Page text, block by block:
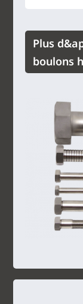
Plus
boulons